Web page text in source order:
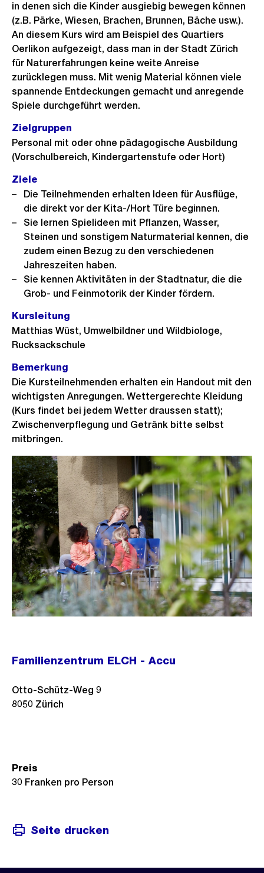
in denen sich die Kinder ausgiebig bewegen können
(z.B. Pärke, Wiesen, Brachen, Brunnen, Bäche usw.).
An diesem Kurs wird am Beispiel des Quartiers
Oerlikon aufgezeigt, dass man in der Stadt Zürich
für Naturerfahrungen keine weite Anreise
zurücklegen muss. Mit wenig Material können viele
spannende Entdeckungen gemacht und anregende
Spiele durchgeführt werden.
Zielgruppen
Personal mit oder ohne pädagogische Ausbildung
(Vorschulbereich, Kindergartenstufe oder Hort)
Ziele
Die Teilnehmenden erhalten Ideen für Ausflüge,
die direkt vor der Kita-/Hort Türe beginnen.
Sie lernen Spielideen mit Pflanzen, Wasser,
Steinen und sonstigem Naturmaterial kennen, die
zudem einen Bezug zu den verschiedenen
Jahreszeiten haben.
Sie kennen Aktivitäten in der Stadtnatur, die die
Grob- und Feinmotorik der Kinder fördern.
Kursleitung
Matthias Wüst, Umwelbildner und Wildbiologe,
Rucksackschule
Bemerkung
Die Kursteilnehmenden erhalten ein Handout mit den
wichtigsten Anregungen. Wettergerechte Kleidung
(Kurs findet bei jedem Wetter draussen statt);
Zwischenverpflegung und Getränk bitte selbst
mitbringen.
Familienzentrum ELCH - Accu
Otto-Schütz-Weg 9
8050 Zürich
Preis
30 Franken pro Person
Seite drucken